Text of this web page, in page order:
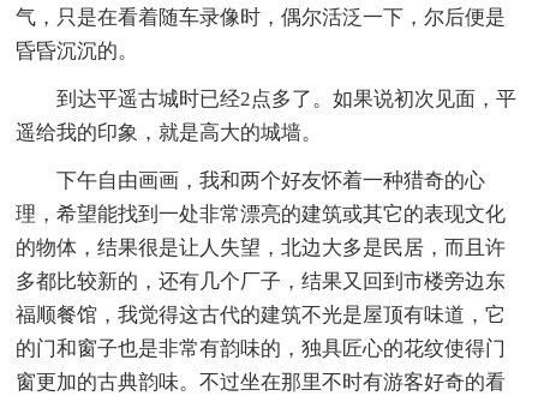
气，只是在看着随车录像时，偶尔活泛一下，尔后便是
昏昏沉沉的。
到达平遥古城时已经2点多了。如果说初次见面，平
遥给我的印象，就是高大的城墙。
下午自由画画，我和两个好友怀着一种猎奇的心
理，希望能找到一处非常漂亮的建筑或其它的表现文化
的物体，结果很是让人失望，北边大多是民居，而且许
多都比较新的，还有几个厂子，结果又回到市楼旁边东
福顺餐馆，我觉得这古代的建筑不光是屋顶有味道，它
的门和窗子也是非常有韵味的，独具匠心的花纹使得门
窗更加的古典韵味。不过坐在那里不时有游客好奇的看